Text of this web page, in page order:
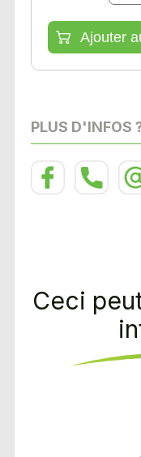
PLUS D'INFOS
Ceci